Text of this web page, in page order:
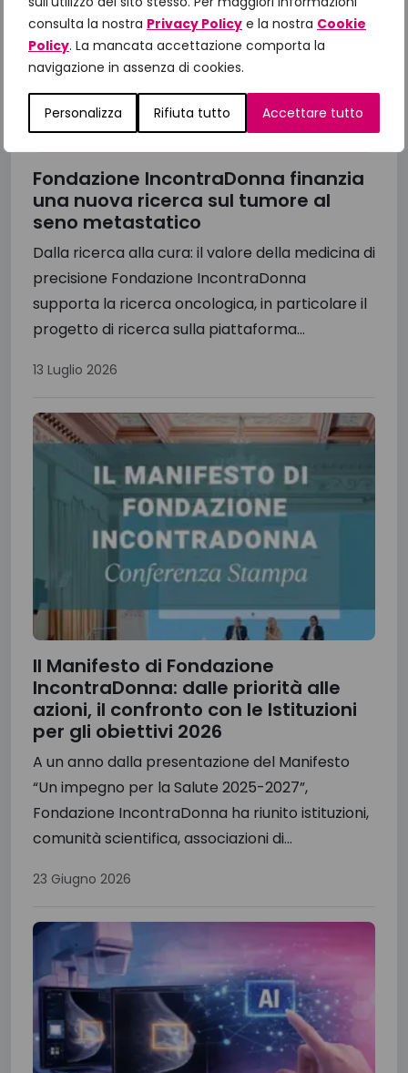
consulta la nostra Privacy Policy e la nostra Cookie
Policy. La mancata accettazione comporta la
navigazione in assenza di cookies.
Personalizza Rifiuta tutto Accettare tutto
Fondazione IncontraDonna finanzia
una nuova ricerca sul tumore al
seno metastatico
Dalla ricerca alla cura: il valore della medicina di
precisione Fondazione IncontraDonna
supporta la ricerca oncologica, in particolare il
progetto di ricerca sulla piattaforma...
13 Luglio 2026
Il Manifesto di Fondazione
IncontraDonna: dalle priorità alle
azioni, il confronto con le Istituzioni
per gli obiettivi 2026
A un anno dalla presentazione del Manifesto
“Un impegno per la Salute 2025-2027”,
Fondazione IncontraDonna ha riunito istituzioni,
comunità scientifica, associazioni di...
23 Giugno 2026